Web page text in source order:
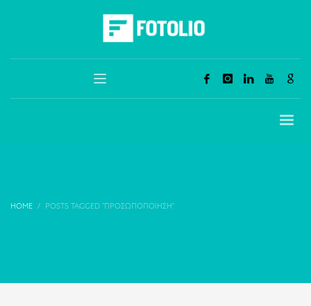
HOME POSTS TAGGED "ΠΡΟΣΩΠΟΠΟΊΗΣΗ"